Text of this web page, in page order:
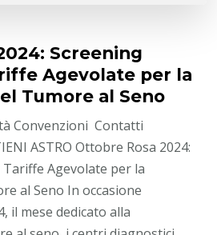
Screening
Agevolate per la
Tumore al Seno
Convenzioni Contatti
ASTRO Ottobre Rosa 2024:
Agevolate per la
al Seno In occasione
il mese dedicato alla